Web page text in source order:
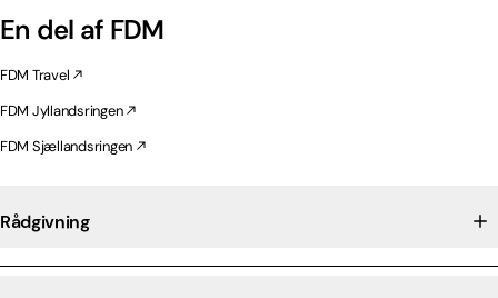
En del af FDM
FDM Travel
FDM Jyllandsringen
FDM Sjællandsringen
Rådgivning